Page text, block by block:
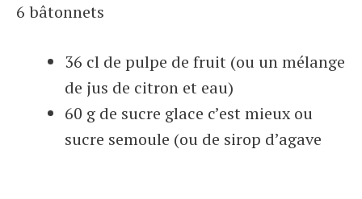
6 bâtonnets
36 cl de pulpe de fruit (ou un mélange
de jus de citron et eau)
60 g de sucre glace c’est mieux ou
sucre semoule (ou de sirop d’agave